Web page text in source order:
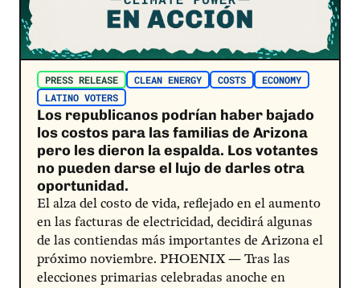
PRESS RELEASE CLEAN ENERGY COSTS
ECONOMY
LATINO VOTERS
Los republicanos podrían haber bajado
los costos para las familias de Arizona
pero les dieron la espalda. Los votantes
no pueden darse el lujo de darles otra
oportunidad.
El alza del costo de vida, reflejado en el aumento
en las facturas de electricidad, decidirá algunas
de las contiendas más importantes de Arizona el
próximo noviembre.​ ​PHOENIX — Tras las
elecciones primarias celebradas anoche en